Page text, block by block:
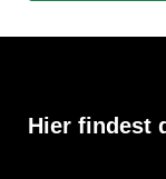
Hier findest